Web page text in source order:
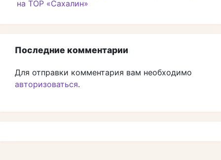
на ТОР «Сахалин»
Последние комментарии
Для отправки комментария вам необходимо
авторизоваться.